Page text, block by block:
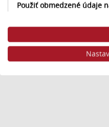
Použiť obmedzené údaje
Vytvoriť profily pre
Použiť profily na výber